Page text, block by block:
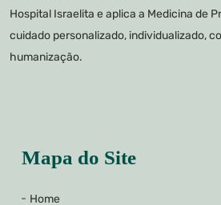
Hospital Israelita e aplica a Medicina de
cuidado personalizado, individualizado,
humanização.
Mapa do Site
Home